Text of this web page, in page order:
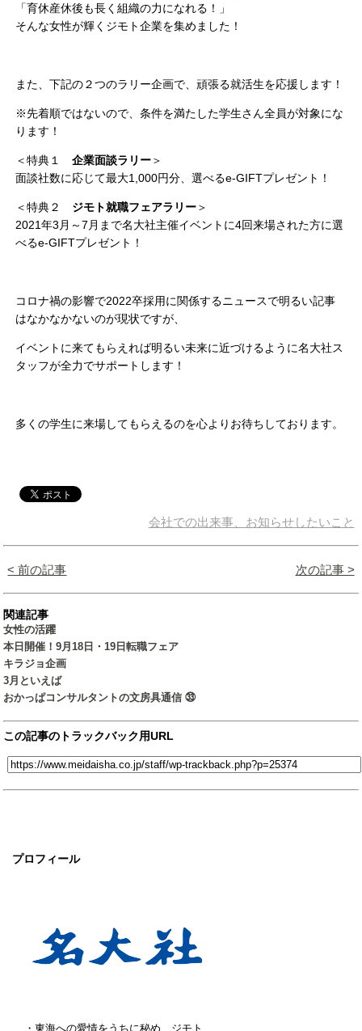
プロフィール
・東海への愛情をうちに秘め、ジモト
「育休産休後も長く組織の力になれる！」
そんな女性が輝くジモト企業を集めました！
また、下記の２つのラリー企画で、頑張る就活生を応援します！
※先着順ではないので、条件を満たした学生さん全員が対象にな
ります！
＜特典１企業面談ラリー＞
面談社数に応じて最大1,000円分、選べるe-GIFTプレゼント！
＜特典２ ジモト就職フェアラリー＞
2021年3月～7月まで名大社主催イベントに4回来場された方に選
べるe-GIFTプレゼント！
コロナ禍の影響で2022卒採用に関係するニュースで明るい記事
はなかなかないのが現状ですが、
イベントに来てもらえれば明るい未来に近づけるように名大社ス
タッフが全力でサポートします！
多くの学生に来場してもらえるのを心よりお待ちしております。
会社での出来事、お知らせしたいこと
< 前の記事 次の記事 >
関連記事
女性の活躍
本日開催！9月18日・19日転職フェア
キラジョ企画
3月といえば
おかっぱコンサルタントの文房具通信 ㉝
この記事のトラックバック用URL